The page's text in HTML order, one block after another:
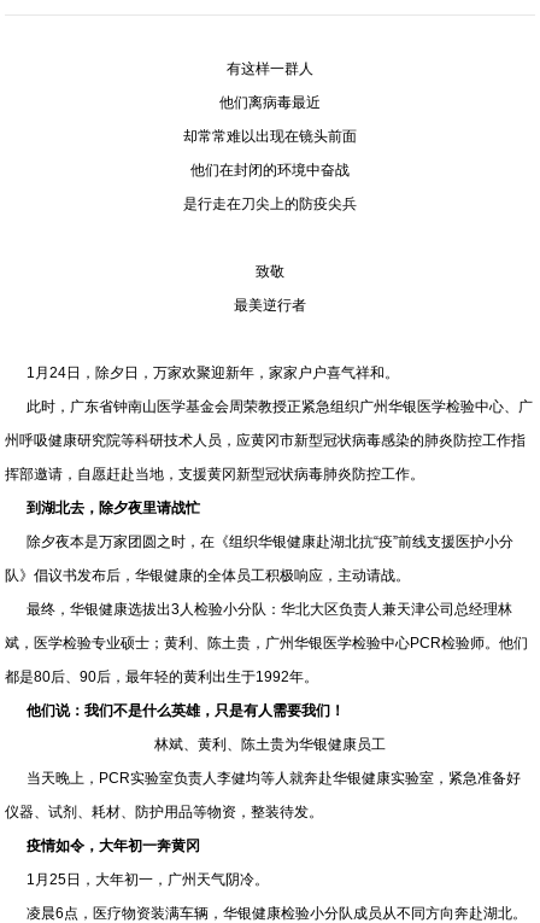
有这样一群人
他们离病毒最近
却常常难以出现在镜头前面
他们在封闭的环境中奋战
是行走在刀尖上的防疫尖兵
致敬
最美逆行者
1月24日，除夕日，万家欢聚迎新年，家家户户喜气祥和。
此时，广东省钟南山医学基金会周荣教授正紧急组织广州华银医学检验中心、广
州呼吸健康研究院等科研技术人员，应黄冈市新型冠状病毒感染的肺炎防控工作指
挥部邀请，自愿赶赴当地，支援黄冈新型冠状病毒肺炎防控工作。
到湖北去，除夕夜里请战忙
除夕夜本是万家团圆之时，在《组织华银健康赴湖北抗“疫”前线支援医护小分
队》倡议书发布后，华银健康的全体员工积极响应，主动请战。
最终，华银健康选拔出3人检验小分队：华北大区负责人兼天津公司总经理林
斌，医学检验专业硕士；黄利、陈土贵，广州华银医学检验中心PCR检验师。他们
都是80后、90后，最年轻的黄利出生于1992年。
他们说：我们不是什么英雄，只是有人需要我们！
林斌、黄利、陈土贵为华银健康员工
当天晚上，PCR实验室负责人李健均等人就奔赴华银健康实验室，紧急准备好
仪器、试剂、耗材、防护用品等物资，整装待发。
疫情如令，大年初一奔黄冈
1月25日，大年初一，广州天气阴冷。
凌晨6点，医疗物资装满车辆，华银健康检验小分队成员从不同方向奔赴湖北。